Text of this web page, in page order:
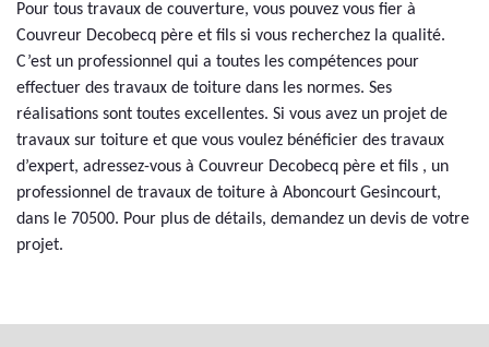
Pour tous travaux de couverture, vous pouvez vous fier à
Couvreur Decobecq père et fils si vous recherchez la qualité.
C’est un professionnel qui a toutes les compétences pour
effectuer des travaux de toiture dans les normes. Ses
réalisations sont toutes excellentes. Si vous avez un projet de
travaux sur toiture et que vous voulez bénéficier des travaux
d’expert, adressez-vous à Couvreur Decobecq père et fils , un
professionnel de travaux de toiture à Aboncourt Gesincourt,
dans le 70500. Pour plus de détails, demandez un devis de votre
projet.